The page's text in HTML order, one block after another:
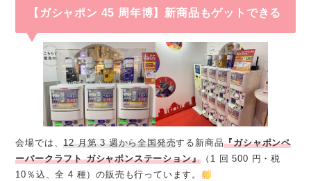
【ガシャポン 45 周年博】新商品もゲットできる
会場では、12 月第 3 週から全国発売する新商品『ガシャポンペ
ーパークラフト ガシャポンステーション』 （1 回 500 円・税
10％込、全 4 種）の販売も行っています。